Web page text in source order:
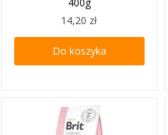
14,20 zł
Do koszyka